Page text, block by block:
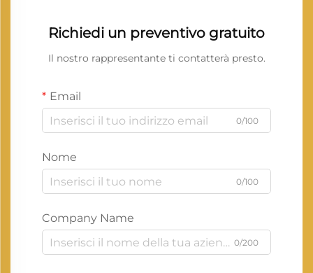
Richiedi un preventivo gratuito
Il nostro rappresentante ti contatterà presto.
Email
0/100
Nome
0/100
Company Name
0/200